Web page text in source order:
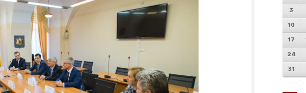
3
10
17
24
31